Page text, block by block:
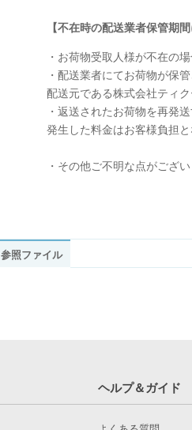
【不在時の配送業者保管期
・お荷物受取人様が不在の
・配送業者にてお荷物が保
配送元である株式会社ティ
・返送されたお荷物を再発
発生した料金はお客様負担
・その他ご不明な点がござ
参照ファイル
ヘルプ＆ガイド